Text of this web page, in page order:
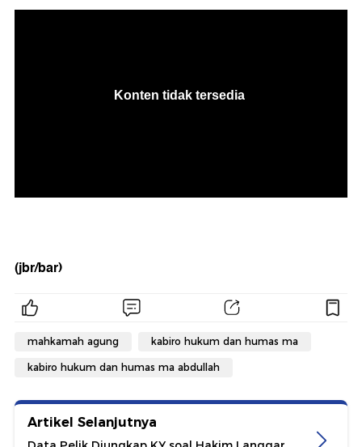
(jbr/bar)
mahkamah agung kabiro hukum dan humas ma
kabiro hukum dan humas ma abdullah
Artikel Selanjutnya